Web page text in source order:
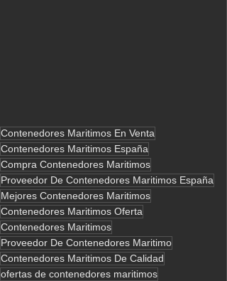
Contenedores Maritimos En Venta
Contenedores Maritimos España
Compra Contenedores Maritimos
Proveedor De Contenedores Maritimos España
Mejores Contenedores Maritimos
Contenedores Maritimos Oferta
Contenedores Maritimos
Proveedor De Contenedores Maritimo
Contenedores Maritimos De Calidad
ofertas de contenedores maritimos